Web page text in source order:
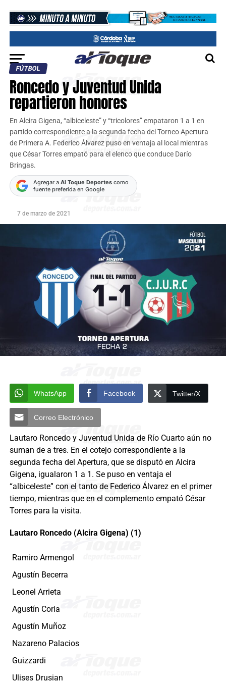
FÚTBOL
Roncedo y Juventud Unida
repartieron honores
En Alcira Gigena, “albiceleste” y “tricolores” empataron 1 a 1 en
partido correspondiente a la segunda fecha del Torneo Apertura
de Primera A. Federico Álvarez puso en ventaja al local mientras
que César Torres empató para el elenco que conduce Darío
Bringas.
Agregar a Al Toque Deportescomo
fuente preferida en Google
7 de marzo de 2021
WhatsApp Facebook Twitter/X
Correo Electrónico
Lautaro Roncedo y Juventud Unida de Río Cuarto aún no
suman de a tres. En el cotejo correspondiente a la
segunda fecha del Apertura, que se disputó en Alcira
Gigena, igualaron 1 a 1. Se puso en ventaja el
“albiceleste” con el tanto de Federico Álvarez en el primer
tiempo, mientras que en el complemento empató César
Torres para la visita.
Lautaro Roncedo (Alcira Gigena) (1)
Ramiro Armengol
Agustín Becerra
Leonel Arrieta
Agustín Coria
Agustín Muñoz
Nazareno Palacios
Guizzardi
Ulises Drusian